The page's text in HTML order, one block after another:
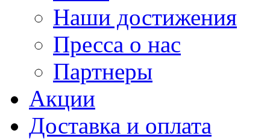
Наши достижения
Пресса о нас
Партнеры
Акции
Доставка и оплата